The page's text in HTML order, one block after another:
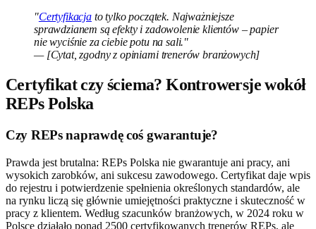
"Certyfikacjato tylko początek. Najważniejsze
sprawdzianem są efekty i zadowolenie klientów – papier
nie wyciśnie za ciebie potu na sali."
— [Cytat, zgodny z opiniami trenerów branżowych]
Certyfikat czy ściema? Kontrowersje wokół
REPs Polska
Czy REPs naprawdę coś gwarantuje?
Prawda jest brutalna: REPs Polska nie gwarantuje ani pracy, ani
wysokich zarobków, ani sukcesu zawodowego. Certyfikat daje wpis
do rejestru i potwierdzenie spełnienia określonych standardów, ale
na rynku liczą się głównie umiejętności praktyczne i skuteczność w
pracy z klientem. Według szacunków branżowych, w 2024 roku w
Polsce działało ponad 2500 certyfikowanych trenerów REPs, ale